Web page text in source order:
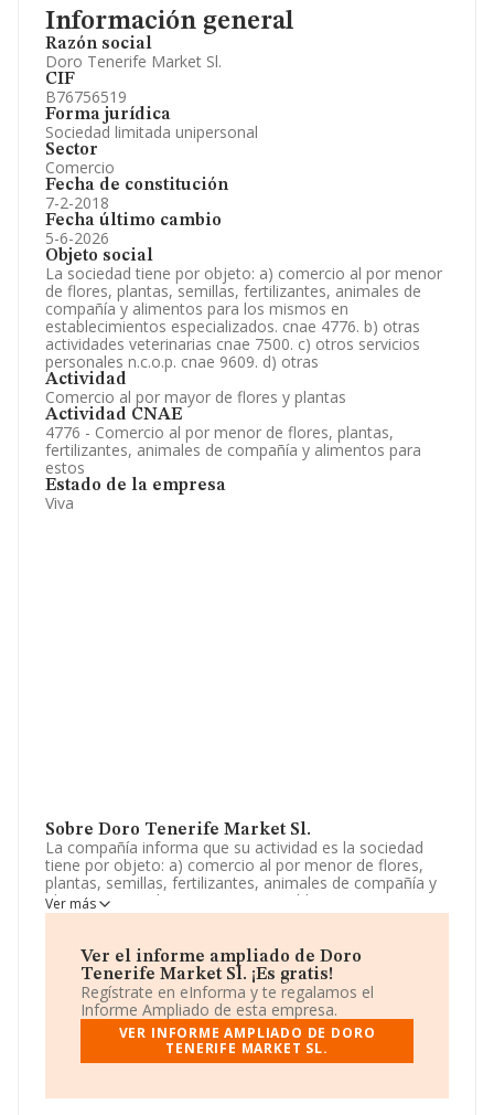
Información general
Razón social
Doro Tenerife Market Sl.
CIF
B76756519
Forma jurídica
Sociedad limitada unipersonal
Sector
Comercio
Fecha de constitución
7-2-2018
Fecha último cambio
5-6-2026
Objeto social
La sociedad tiene por objeto: a) comercio al por menor
de flores, plantas, semillas, fertilizantes, animales de
compañía y alimentos para los mismos en
establecimientos especializados. cnae 4776. b) otras
actividades veterinarias cnae 7500. c) otros servicios
personales n.c.o.p. cnae 9609. d) otras
Actividad
Comercio al por mayor de flores y plantas
Actividad CNAE
4776 - Comercio al por menor de flores, plantas,
fertilizantes, animales de compañía y alimentos para
estos
Estado de la empresa
Viva
Sobre Doro Tenerife Market Sl.
La compañía informa que su actividad es la sociedad
tiene por objeto: a) comercio al por menor de flores,
plantas, semillas, fertilizantes, animales de compañía y
alimentos para los mismos en establecimientos
especializados. cnae 4776. b) otras actividades
n.c.o.p. cnae 9609. d) otras. La sociedad está inscrita en
el Registro Mercantil como Sociedad Limitada. Clasifica
su actividad CNAE como 'Comercio al por menor de
flores, plantas, semillas, fertilizantes, animales de
compañía y alimentos para los mismos en
establecimientos especializados', código 4776. La
empresa es importadora.
En base a la Recomendación 2003/361/CE de la
Ver más
Ver el informe ampliado de Doro
Tenerife Market Sl. ¡Es gratis!
Regístrate en eInforma y te regalamos el
Informe Ampliado de esta empresa.
VER INFORME AMPLIADO DE DORO
TENERIFE MARKET SL.
Información oficial y registral complementaria.